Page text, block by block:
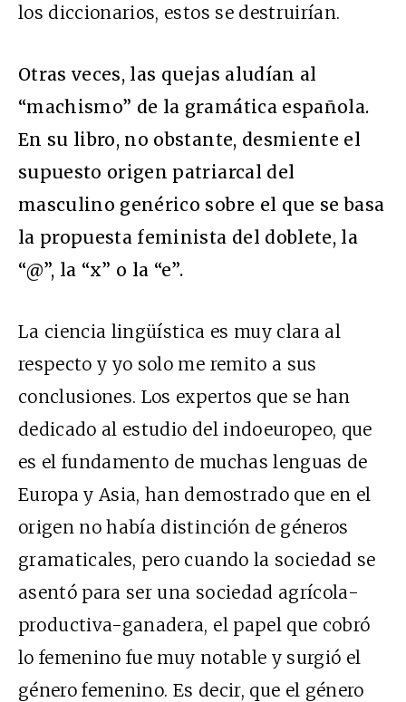
los diccionarios, estos se destruirían.
Otras veces, las quejas aludían al
“machismo” de la gramática española.
En su libro, no obstante, desmiente el
supuesto origen patriarcal del
masculino genérico sobre el que se basa
la propuesta feminista del doblete, la
“@”, la “x” o la “e”.
La ciencia lingüística es muy clara al
respecto y yo solo me remito a sus
conclusiones. Los expertos que se han
dedicado al estudio del indoeuropeo, que
es el fundamento de muchas lenguas de
Europa y Asia, han demostrado que en el
origen no había distinción de géneros
gramaticales, pero cuando la sociedad se
asentó para ser una sociedad agrícola-
productiva-ganadera, el papel que cobró
lo femenino fue muy notable y surgió el
género femenino. Es decir, que el género